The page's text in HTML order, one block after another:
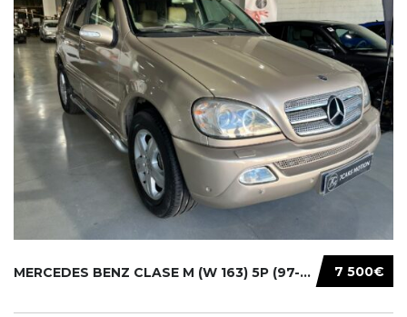
7 500€
MERCEDES BENZ CLASE M (W 163) 5P (97-05) 200...